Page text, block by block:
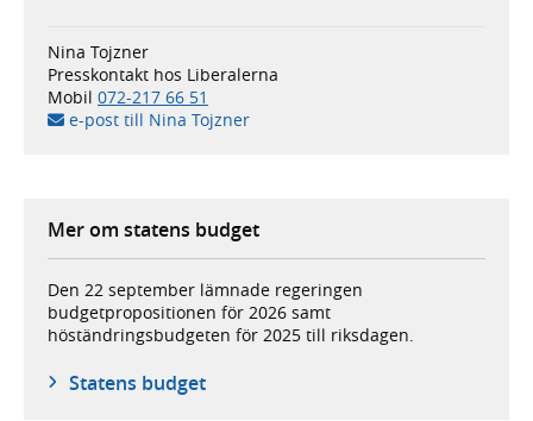
Nina Tojzner
Presskontakt hos Liberalerna
Mobil 072-217 66 51
e-post till Nina Tojzner
Mer om statens budget
Den 22 september lämnade regeringen
budgetpropositionen för 2026 samt
höständringsbudgeten för 2025 till riksdagen.
Statens budget